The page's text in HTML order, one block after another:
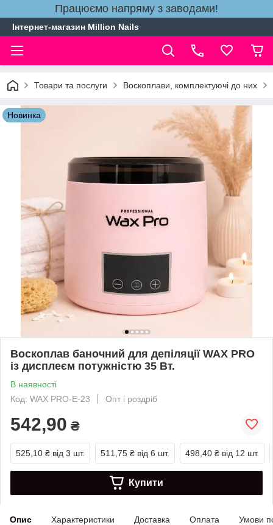
Працюємо напряму з заводами!
Інтернет-магазин Million Nails
Товари та послуги Воскоплави, комплектуючі до них
Новинка
Воскоплав баночний для депіляції WAX PRO
із дисплеєм потужністю 35 Вт.
В наявності
Код: WAX PRO-E-23
Опт і роздріб
542,90 ₴
525,10 ₴ від 3 шт. 511,75 ₴ від 6 шт. 498,40 ₴ від 12 шт.
Купити
Опис Характеристики Доставка Оплата Умови